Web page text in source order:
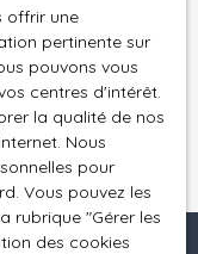
notre
offrir une
pertinente sur
pouvons vous
centres d'intérêt.
la qualité de nos
Nous
pour
Vous pouvez les
rubrique ″Gérer les
des cookies